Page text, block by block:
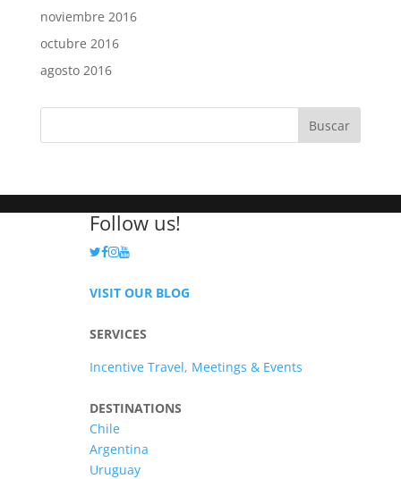
noviembre 2016
octubre 2016
agosto 2016
Follow us!
VISIT OUR BLOG
SERVICES
Incentive Travel, Meetings & Events
DESTINATIONS
Chile
Argentina
Uruguay